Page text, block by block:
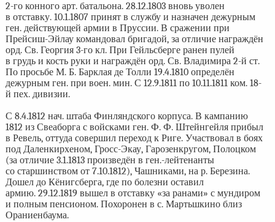
2-го конного арт. батальона. 28.12.1803 вновь уволен
в отставку. 10.1.1807 принят в службу и назначен дежурным
ген. действующей армии в Пруссии. В сражении при
Прейсиш-Эйлау командовал бригадой, за отличие награждён
орд. Св. Георгия 3-го кл. При Гейльсберге ранен пулей
в грудь и кость руки и награждён орд. Св. Владимира 2-й ст.
По просьбе М. Б. Барклая де Толли 19.4.1810 определён
дежурным ген. при воен. мин. С 12.9.1811 по 10.11.1811 ком. 18-
й пех. дивизии.
С 8.4.1812 нач. штаба Финляндского корпуса. В кампанию
1812 из Свеаборга с войсками ген. Ф. Ф. Штейнгейля прибыл
в Ревель, оттуда совершил переход к Риге. Участвовал в боях
под Даленкирхеном, Гросс-Экау, Гарозенкругом, Полоцком
(за отличие 3.1.1813 произведён в ген.-лейтенанты
со старшинством от 7.10.1812), Чашниками, на р. Березина.
Дошел до Кёнигсберга, где по болезни оставил
армию. 29.12.1819 вышел в отставку «за ранами» с мундиром
и полным пенсионом. Похоронен в с. Мартьшкино близ
Ораниенбаума.